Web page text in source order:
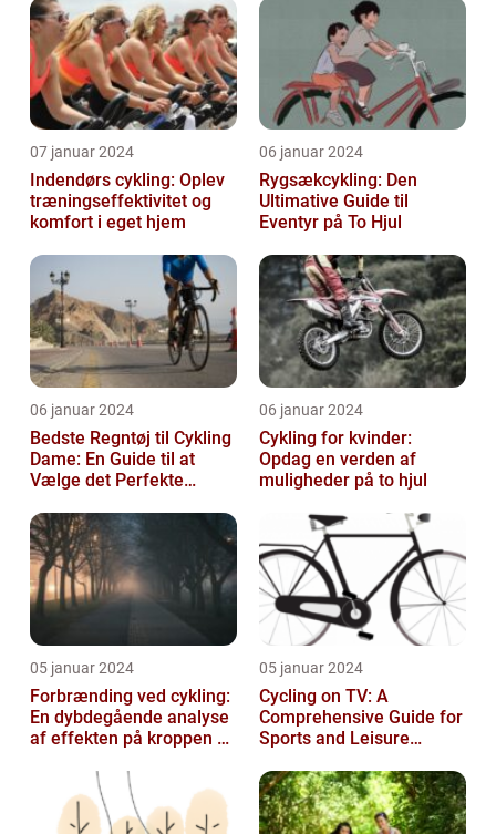
07 januar 2024
Indendørs cykling: Oplev
træningseffektivitet og
komfort i eget hjem
06 januar 2024
Rygsækcykling: Den
Ultimative Guide til
Eventyr på To Hjul
06 januar 2024
Bedste Regntøj til Cykling
Dame: En Guide til at
Vælge det Perfekte
unde...
06 januar 2024
Cykling for kvinder:
Opdag en verden af
muligheder på to hjul
05 januar 2024
Forbrænding ved cykling:
En dybdegående analyse
af effekten på kroppen og
05 januar 2024
Cycling on TV: A
Comprehensive Guide for
Sports and Leisure